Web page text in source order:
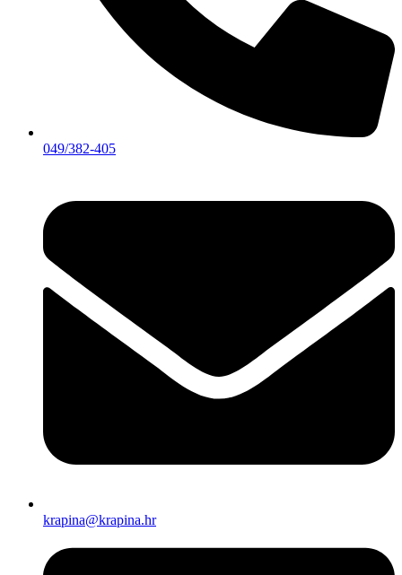
049/382-405
krapina@krapina.hr